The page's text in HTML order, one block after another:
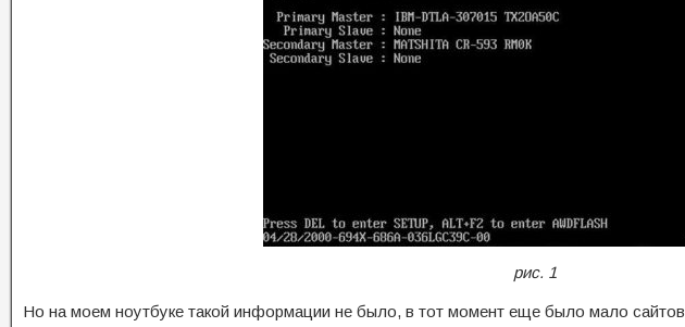
рис. 1
Но на моем ноутбуке такой информации не было, в тот момент еще было мало